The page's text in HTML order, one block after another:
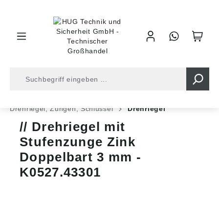
Drehriegel, Zungen, Schlüssel
Drehriegel
Drehriegel mit
Stufenzunge Zink
Doppelbart 3 mm -
K0527.43301